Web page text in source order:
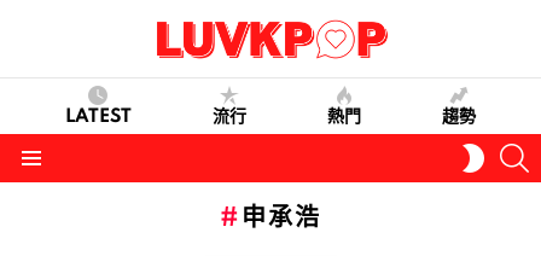
LATEST 流行 熱門 趨勢
SKIN
申承浩